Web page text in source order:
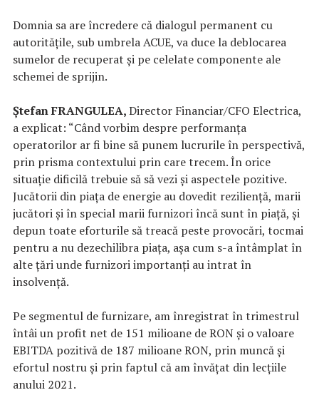
Domnia sa are încredere că dialogul permanent cu
autoritățile, sub umbrela ACUE, va duce la deblocarea
sumelor de recuperat și pe celelate componente ale
schemei de sprijin.
Ștefan FRANGULEA,Director Financiar/CFO Electrica,
a explicat: “Când vorbim despre performanța
operatorilor ar fi bine să punem lucrurile în perspectivă,
prin prisma contextului prin care trecem. În orice
situație dificilă trebuie să să vezi și aspectele pozitive.
Jucătorii din piața de energie au dovedit reziliență, marii
jucători și în special marii furnizori încă sunt în piață, şi
depun toate eforturile să treacă peste provocări, tocmai
pentru a nu dezechilibra piața, așa cum s-a întâmplat în
alte țări unde furnizori importanți au intrat în
insolvență.
Pe segmentul de furnizare, am înregistrat în trimestrul
întâi un profit net de 151 milioane de RON și o valoare
EBITDA pozitivă de 187 milioane RON, prin muncă și
efortul nostru și prin faptul că am învățat din lecțiile
anului 2021.